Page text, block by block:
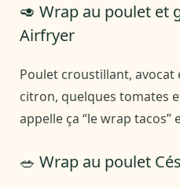
🥑 Wrap au poulet et
Airfryer
Poulet croustillant, avocat
citron, quelques tomates
appelle ça “le wrap tacos”
🥗 Wrap au poulet